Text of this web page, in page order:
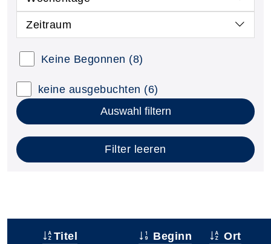
Zeitraum
Keine Begonnen (8)
keine ausgebuchten (6)
Auswahl filtern
Filter leeren
Titel Beginn Ort